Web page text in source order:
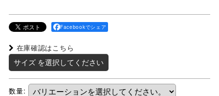
Facebookでシェア
在庫確認はこちら
サイズ を選択してください
数量: